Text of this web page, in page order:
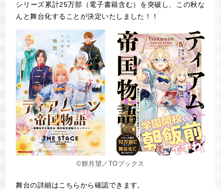
シリーズ累計25万部（電子書籍含む）を突破し、この秋な
んと舞台化することが決定いたしました！！
©餅月望／TOブックス
舞台の詳細はこちらから確認できます。